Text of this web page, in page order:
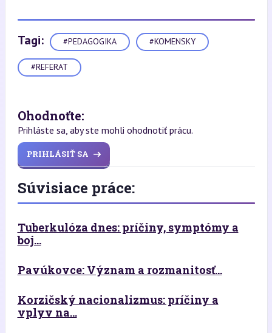
Tagi: #PEDAGOGIKA #KOMENSKY
#REFERAT
Ohodnoťte:
Prihláste sa, aby ste mohli ohodnotiť prácu.
PRIHLÁSIŤ SA
Súvisiace práce:
Tuberkulóza dnes: príčiny, symptómy a
boj...
Pavúkovce: Význam a rozmanitosť...
Korzičský nacionalizmus: príčiny a
vplyv na...